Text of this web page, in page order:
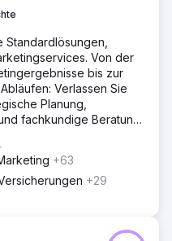
Standardlösungen,
Von der
bis zur
Verlassen Sie
Planung,
fachkundige Beratung
+63
+29